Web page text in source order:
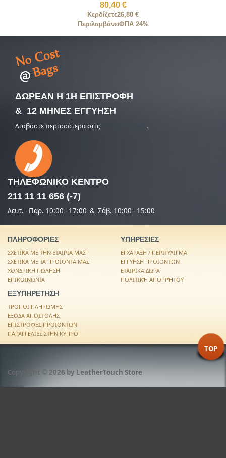
80,40 €
Κερδίζετε26,80 €
ΠεριλαμβάνειΦΠΑ 24%
ΔΩΡΕΑΝ Η 1Η ΕΠΙΣΤΡΟΦΗ
& 12 ΜΗΝΕΣ ΕΓΓΥΗΣΗ
Διαβάστε περισσότερα στις .
ΤΗΛΕΦΩΝΙΚΟ ΚΕΝΤΡΟ
211 11 11 656 (-7)
Δευτ. - Παρ. 10:00 - 17:00 & Σάβ. 10:00 - 15:00
ΠΛΗΡΟΦΟΡΙΕΣ
ΣΧΕΤΙΚΑ ΜΕ ΤΗΝ ΕΤΑΙΡΙΑ ΜΑΣ
ΣΧΕΤΙΚΑ ΜΕ ΤΑ ΠΡΟΪΟΝΤΑ ΜΑΣ
ΧΟΝΔΡΙΚΗ ΠΩΛΗΣΗ
ΕΠΙΚΟΙΝΩΝΙΑ
ΥΠΗΡΕΣΙΕΣ
ΕΓΧΑΡΑΞΗ / ΠΕΡΙΤΥΛΙΓΜΑ
ΕΓΓΥΗΣΗ ΠΡΟΪΟΝΤΩΝ
ΕΤΑΙΡΙΚΑ ΔΩΡΑ
ΠΟΛΙΤΙΚΉ ΑΠΟΡΡΉΤΟΥ
ΕΞΥΠΗΡΕΤΗΣΗ
ΤΡΟΠΟΙ ΠΛΗΡΩΜΗΣ
ΕΞΟΔΑ ΑΠΟΣΤΟΛΗΣ
ΕΠΙΣΤΡΟΦΕΣ ΠΡΟΙΟΝΤΩΝ
ΠΑΡΑΓΓΕΛΙΕΣ ΣΤΗΝ ΚΥΠΡΟ
Copyright © 2026 by LeatherTouch Store
TOP